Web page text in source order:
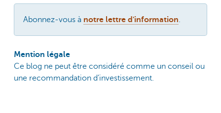
Abonnez-vous à notre lettre d'information.
Mention légale
Ce blog ne peut être considéré comme un conseil ou
une recommandation d’investissement.